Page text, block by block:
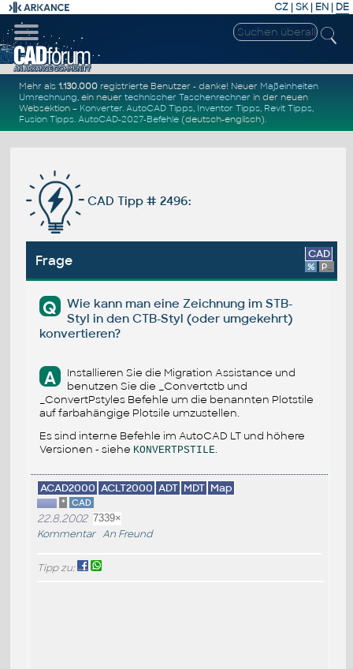
CZ | SK| EN | DE
Mehr als1.130.000 registrierte Benutzer - danke! Neuer Maßeinheiten
Umrechnung, ein neuertechnischer Taschenrechner in der neuen
Websektion – Konverter.AutoCAD Tipps, Inventor Tipps, Revit Tipps,
Fusion Tipps.AutoCAD-2027-Befehle (deutsch-englisch).
CAD Tipp # 2496:
Frage CAD
% Platform
Q
Wie kann man eine Zeichnung im STB-
Styl in den CTB-Styl (oder umgekehrt)
konvertieren?
A
Installieren Sie die Migration Assistance und
benutzen Sie die _Convertctb und
_ConvertPstyles Befehle um die benannten Plotstile
auf farbahängige Plotsile umzustellen.
Es sind interne Befehle im AutoCAD LT und höhere
Versionen - siehe KONVERTPSTILE.
ACAD2000 ACLT2000 ADT MDT Map
* CAD
22.8.2002 7339×
Kommentar An Freund
Tipp zu: